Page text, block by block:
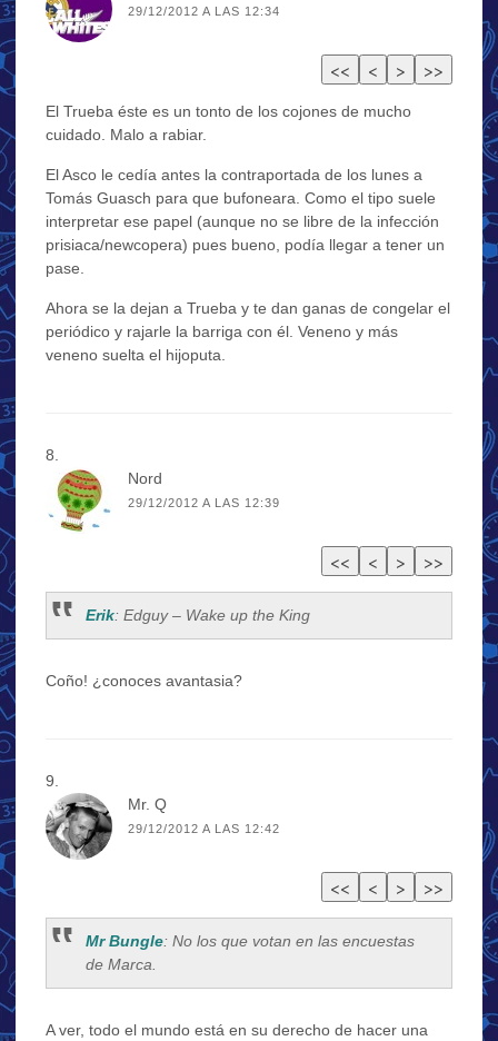
29/12/2012 A LAS 12:34
El Trueba éste es un tonto de los cojones de mucho
cuidado. Malo a rabiar.
El Asco le cedía antes la contraportada de los lunes a
Tomás Guasch para que bufoneara. Como el tipo suele
interpretar ese papel (aunque no se libre de la infección
prisiaca/newcopera) pues bueno, podía llegar a tener un
pase.
Ahora se la dejan a Trueba y te dan ganas de congelar el
periódico y rajarle la barriga con él. Veneno y más
veneno suelta el hijoputa.
Nord
29/12/2012 A LAS 12:39
Erik: Edguy – Wake up the King
Coño! ¿conoces avantasia?
Mr. Q
29/12/2012 A LAS 12:42
Mr Bungle: No los que votan en las encuestas
de Marca.
A ver, todo el mundo está en su derecho de hacer una